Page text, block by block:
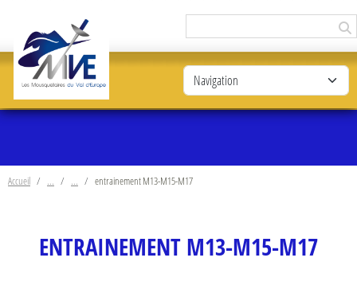
Accueil entrainement M13-M15-M17
ENTRAINEMENT M13-M15-M17